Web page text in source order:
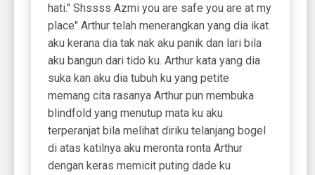
hati." Shssss Azmi you are safe you are at my
place" Arthur telah menerangkan yang dia ikat
aku kerana dia tak nak aku panik dan lari bila
aku bangun dari tido ku. Arthur kata yang dia
suka kan aku dia tubuh ku yang petite
memang cita rasanya Arthur pun membuka
blindfold yang menutup mata ku aku
terperanjat bila melihat diriku telanjang bogel
di atas katilnya aku meronta ronta Arthur
dengan keras memicit puting dade ku